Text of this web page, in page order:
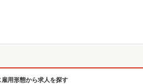
雇用形態から求人を探す